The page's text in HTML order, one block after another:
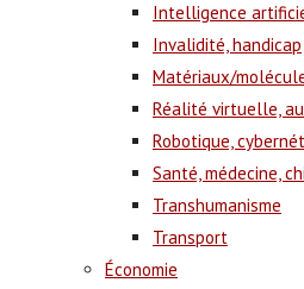
Intelligence
Invalidité, handicap
Matériaux/
Réalité virtuelle,
Robotique,
Santé, médecine,
Transhumanisme
Transport
Économie